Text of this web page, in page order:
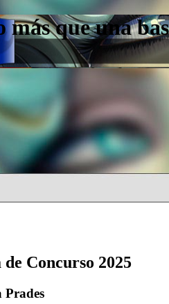
que una
Concurso 2025